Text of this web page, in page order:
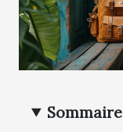
Sommaire